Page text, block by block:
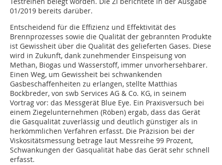
01/2019 bereits darüber.
Entscheidend für die Effizienz und Effektivität des
Brennprozesses sowie die Qualität der gebrannten Produkte
ist Gewissheit über die Qualität des gelieferten Gases. Diese
wird in Zukunft, dank zunehmender Einspeisung von
Methan, Biogas und Wasserstoff, immer unvorhersehbarer.
Einen Weg, um Gewissheit bei schwankenden
Gasbeschaffenheiten zu erlangen, stellte Matthias
Bockbreder, von swb Services AG & Co. KG, in seinem
Vortrag vor: das Messgerät Blue Eye. Ein Praxisversuch bei
einem Ziegelunternehmen (Röben) ergab, dass das Gerät
die Gasqualität zuverlässig und deutlich günstiger als in
herkömmlichen Verfahren erfasst. Die Präzision bei der
Viskositätsmessung betrage laut Messreihe 99 Prozent,
Schwankungen der Gasqualität habe das Gerät sehr schnell
erfasst.